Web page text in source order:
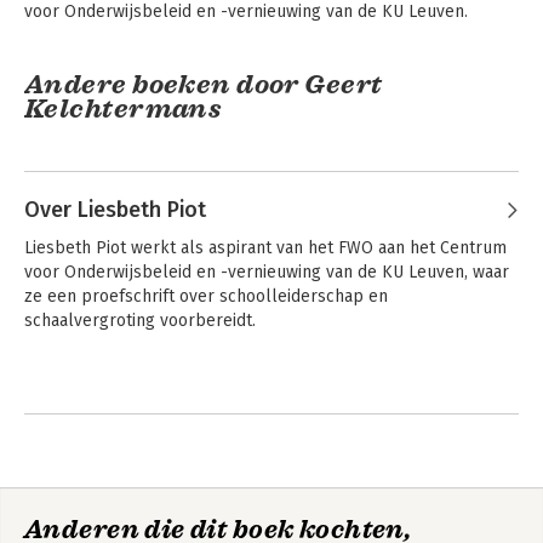
voor Onderwijsbeleid en -vernieuwing van de KU Leuven.
Andere boeken door Geert
Kelchtermans
Leraar zijn, leraar
Over Liesbeth Piot
Liesbeth Piot werkt als aspirant van het FWO aan het Centrum
voor Onderwijsbeleid en -vernieuwing van de KU Leuven, waar
ze een proefschrift over schoolleiderschap en
schaalvergroting voorbereidt.
Anderen die dit boek kochten,